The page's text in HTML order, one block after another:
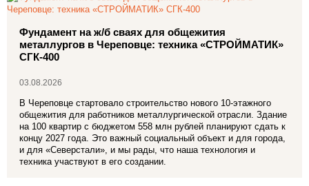
Фундамент на ж/б сваях для общежития
металлургов в Череповце: техника «СТРОЙМАТИК»
СГК‑400
03.08.2026
В Череповце стартовало строительство нового 10‑этажного
общежития для работников металлургической отрасли. Здание
на 100 квартир с бюджетом 558 млн рублей планируют сдать к
концу 2027 года. Это важный социальный объект и для города,
и для «Северстали», и мы рады, что наша технология и
техника участвуют в его создании.